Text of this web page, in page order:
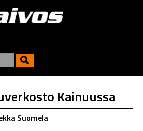
Kainuussa
Suomela